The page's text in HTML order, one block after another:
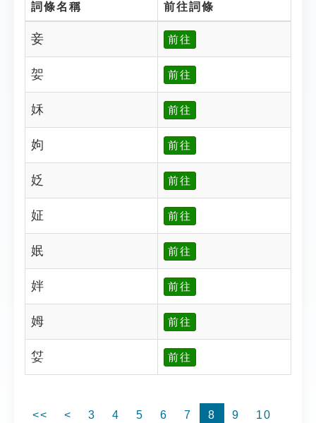
詞條名稱 前往詞條
妾 前往
妿 前往
姀 前往
姁 前往
姂 前往
姃 前往
姄 前往
姅 前往
姆 前往
姇 前往
<< < 3 4 5 6 7 8 9
10